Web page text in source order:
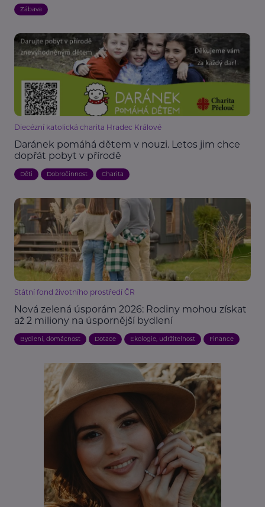
Zábava
Diecézní katolická charita Hradec Králové
Daránek pomáhá dětem v nouzi. Letos jim chce
dopřát pobyt v přírodě
Děti Dobročinnost Charita
Státní fond životního prostředí ČR
Nová zelená úsporám 2026: Rodiny mohou získat
až 2 miliony na úspornější bydlení
Bydlení, domácnost Dotace Ekologie, udržitelnost Finance